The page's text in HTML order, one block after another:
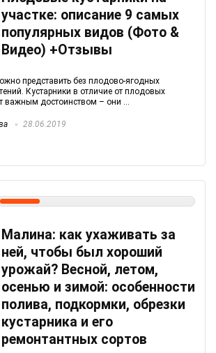
участке: описание 9 самых
популярных видов (Фото &
Видео) +Отзывы
представить без плодово-ягодных
Кустарники в отличие от плодовых
важным достоинством – они ...
28.06.2019
Малина: как ухаживать за
ней, чтобы был хороший
урожай? Весной, летом,
осенью и зимой: особенности
полива, подкормки, обрезки
кустарника и его
ремонтантных сортов